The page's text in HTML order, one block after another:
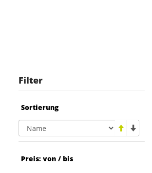
Filter
Sortierung
Preis: von / bis